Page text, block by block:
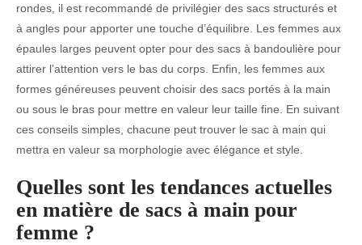
rondes, il est recommandé de privilégier des sacs structurés et
à angles pour apporter une touche d’équilibre. Les femmes aux
épaules larges peuvent opter pour des sacs à bandoulière pour
attirer l’attention vers le bas du corps. Enfin, les femmes aux
formes généreuses peuvent choisir des sacs portés à la main
ou sous le bras pour mettre en valeur leur taille fine. En suivant
ces conseils simples, chacune peut trouver le sac à main qui
mettra en valeur sa morphologie avec élégance et style.
Quelles sont les tendances actuelles
en matière de sacs à main pour
femme ?